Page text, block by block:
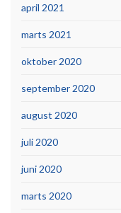
april 2021
marts 2021
oktober 2020
september 2020
august 2020
juli 2020
juni 2020
marts 2020